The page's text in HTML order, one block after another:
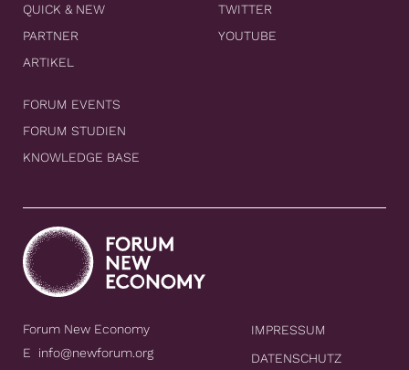
QUICK & NEW
PARTNER
ARTIKEL
FORUM EVENTS
FORUM STUDIEN
KNOWLEDGE BASE
TWITTER
YOUTUBE
Forum New Economy
E info@newforum.org
IMPRESSUM
DATENSCHUTZ